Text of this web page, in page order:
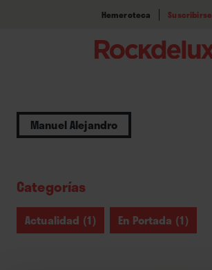
Hemeroteca Suscribirse
Manuel Alejandro
Categorías
Actualidad (1) En Portada (1)